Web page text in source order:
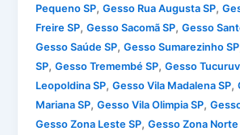
Pequeno SP,Gesso Rua Augusta SP,
Freire SP,Gesso Sacomã SP,Gesso
Gesso Saúde SP,Gesso Sumarezinho SP
SP,Gesso Tremembé SP,Gesso
Leopoldina SP,Gesso Vila Madalena SP,
Mariana SP,Gesso Vila Olimpia SP,
Gesso Zona Leste SP,Gesso Zona Norte